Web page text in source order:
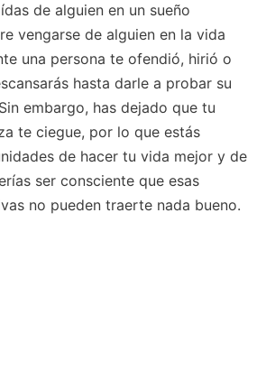
de alguien en un sueño
vengarse de alguien en la vida
una persona te ofendió, hirió o
hasta darle a probar su
embargo, has dejado que tu
te ciegue, por lo que estás
de hacer tu vida mejor y de
ser consciente que esas
no pueden traerte nada bueno.